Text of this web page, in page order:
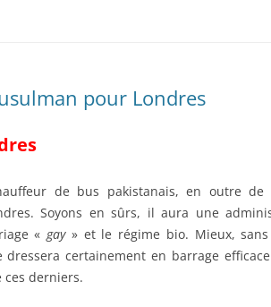
pour Londres
de bus pakistanais, en outre de
Soyons en sûrs, il aura une
«gay» et le régime bio. Mieux,
certainement en barrage
derniers.